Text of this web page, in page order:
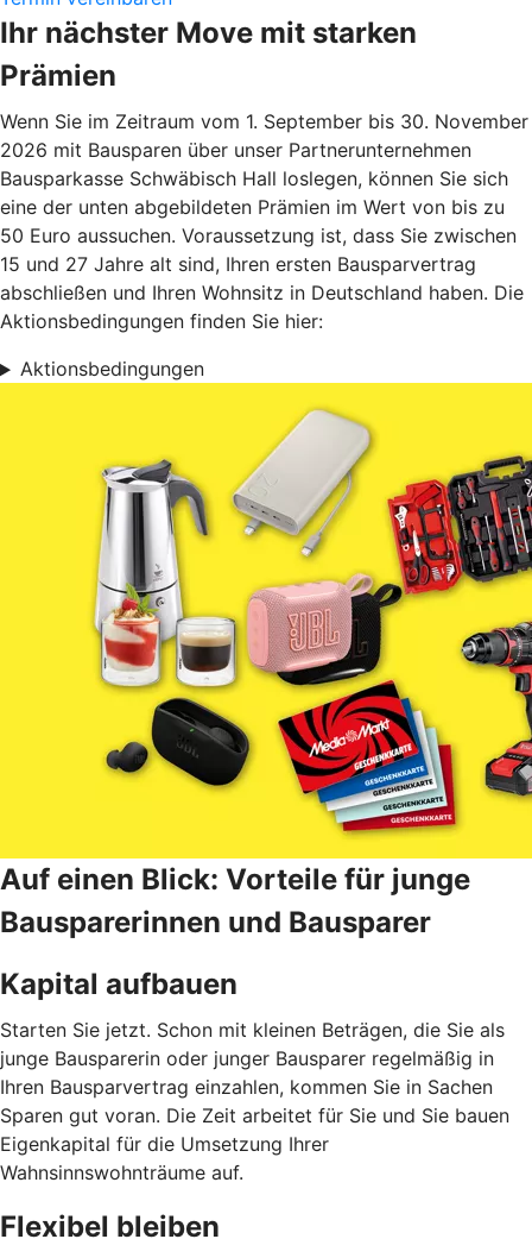
Ihr nächster Move mit starken
Prämien
Wenn Sie im Zeitraum vom 1. September bis 30. November
2026 mit Bausparen über unser Partnerunternehmen
Bausparkasse Schwäbisch Hall loslegen, können Sie sich
eine der unten abgebildeten Prämien im Wert von bis zu
50 Euro aussuchen. Voraussetzung ist, dass Sie zwischen
15 und 27 Jahre alt sind, Ihren ersten Bausparvertrag
abschließen und Ihren Wohnsitz in Deutschland haben. Die
Aktionsbedingungen finden Sie hier:
Aktionsbedingungen
Auf einen Blick: Vorteile für junge
Bausparerinnen und Bausparer
Kapital aufbauen
Starten Sie jetzt. Schon mit kleinen Beträgen, die Sie als
junge Bausparerin oder junger Bausparer regelmäßig in
Ihren Bausparvertrag einzahlen, kommen Sie in Sachen
Sparen gut voran. Die Zeit arbeitet für Sie und Sie bauen
Eigenkapital für die Umsetzung Ihrer
Wahnsinnswohnträume auf.
Flexibel bleiben